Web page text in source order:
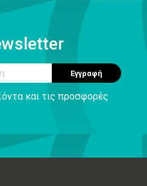
Εγγραφή
και τις προσφορές